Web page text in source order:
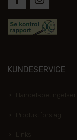
KUNDESERVICE
Handelsbetingelser
Produktforslag